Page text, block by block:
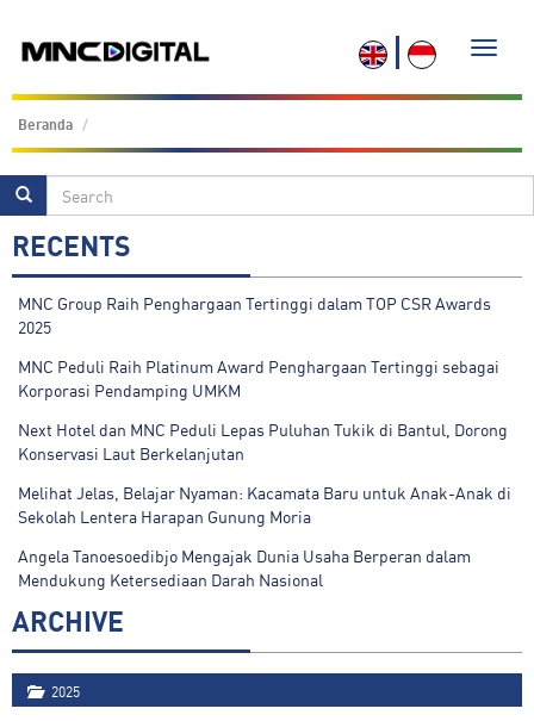
Toggle
Beranda
RECENTS
MNC Group Raih Penghargaan Tertinggi dalam TOP CSR Awards
2025
MNC Peduli Raih Platinum Award Penghargaan Tertinggi sebagai
Korporasi Pendamping UMKM
Next Hotel dan MNC Peduli Lepas Puluhan Tukik di Bantul, Dorong
Konservasi Laut Berkelanjutan
Melihat Jelas, Belajar Nyaman: Kacamata Baru untuk Anak-Anak di
Sekolah Lentera Harapan Gunung Moria
Angela Tanoesoedibjo Mengajak Dunia Usaha Berperan dalam
Mendukung Ketersediaan Darah Nasional
ARCHIVE
2025